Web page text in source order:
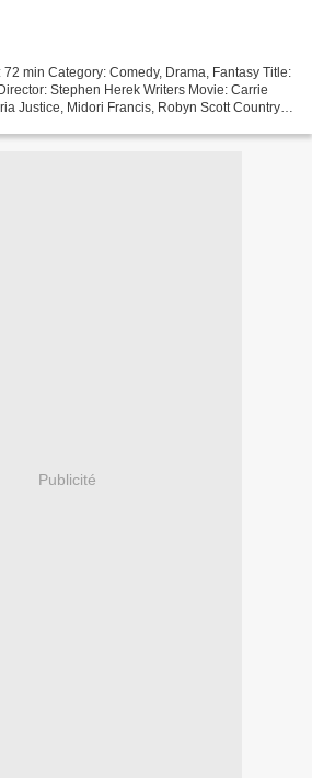
min Category: Comedy, Drama, Fantasy Title:
Stephen Herek Writers Movie: Carrie
Justice, Midori Francis, Robyn Scott Country:
Publicité